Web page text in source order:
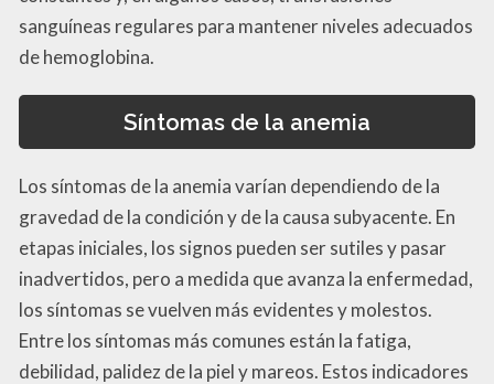
sanguíneas regulares para mantener niveles adecuados
de hemoglobina.
Síntomas de la anemia
Los síntomas de la anemia varían dependiendo de la
gravedad de la condición y de la causa subyacente. En
etapas iniciales, los signos pueden ser sutiles y pasar
inadvertidos, pero a medida que avanza la enfermedad,
los síntomas se vuelven más evidentes y molestos.
Entre los síntomas más comunes están la fatiga,
debilidad, palidez de la piel y mareos. Estos indicadores